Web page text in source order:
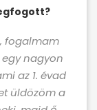
fogalmam
nagyon
az 1. évad
üldözöm a